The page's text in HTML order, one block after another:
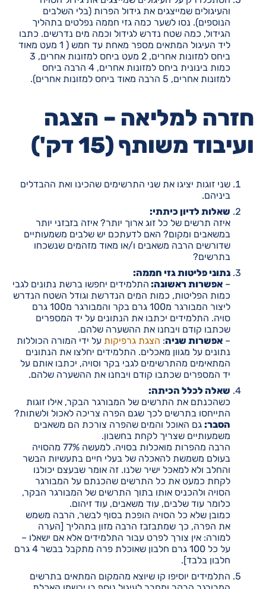
והעיגולים שמייצגים את גידול הפרות (בלי השלבים
הנוספים). נסו לשער כמה גזי חממה נפלטים בתהליך
הגידול, כמה שטח נדרש לגידול וכמה מים נדרשים. כתבו
ליד העיגול המתאים מספר מאחת עד חמש ( 1 מעט מאוד
ביחס למזונות אחרים, 2 מעט ביחס למזונות אחרים, 3
כמות בינונית ביחס למזונות אחרים, 4 הרבה ביחס
למזונות אחרים, 5 הרבה מאוד ביחס למזונות אחרים).
חזרה למליאה – הצגה
ועיבוד משותף (15 דק')
שני זוגות יציגו את שני התרשימים שהכינו ואת ההבדלים
ביניהם.
שאלות לדיון כיתתי:
איזה תרשים של כל זוג ארוך יותר? איזה בזבזני יותר
במשאבים ומקום? האם לדעתכם יש שלבים משמעותיים
שדורשים הרבה משאבים ו/או מאוד מזהמים שנשכחו
בתרשים?
נתוני פליטות גזי חממה:
– אפשרות ראשונה: התלמידים יחפשו ברשת נתונים לגבי
כמות הפליטות, כמות המים הנדרשת וגודל השטח הנדרש
ליצור המבורגר מ100 גרם בקר והמבורגר מ100 גרם
סויה. התלמידים יכתבו את הנתונים על יד המספרים
שכתבו קודם ויבחנו את ההשערה שלהם.
– אפשרות שניה: הצגת גרפיקות על ידי המורה הכוללות
נתונים על מגוון מאכלים. התלמידים יחלצו את הנתונים
המתאימים מהתרשימים לגבי בקר וסויה, יכתבו אותם על
יד המספרים שכתבו קודם ויבחנו את ההשערה שלהם.
שאלה לכלל הכיתה:
כשהכנתם את התרשים של המבורגר הבקר, אילו זוגות
התייחסו בתרשים לכך שגם הפרה צריכה לאכול ולשתות?
הסבר: גם האוכל והמים שהפרה צורכת הם משאבים
משמעותיים שצריך לקחת בחשבון.
הרבה מהפרות מואכלות בסויה. למעשה 77% מהסויה
בעולם משמשת להאכלה של בעלי חיים בתעשיות הבשר
והחלב ולא למאכל ישיר שלנו. זה אומר שבעצם יכולנו
לקחת כמעט את כל התרשים שהכנתם על המבורגר
הסויה ולהכניס אותו בתוך התרשים של המבורגר הבקר,
כלומר עוד שלבים, עוד משאבים, עוד זיהום.
כמובן שלא כל הסויה הופכת בסוף לבשר, הרבה משמש
את הפרה, כך שמתבזבז הרבה מזון בתהליך [הערה
למורה: אין צורך לפרט עבור התלמידים אלא אם ישאלו –
על כל 100 גרם חלבון שאוכלת פרה מתקבל בבשר 4 גרם
חלבון בלבד].
התלמידים יוסיפו קו שיוצא מהמקום המתאים בתרשים